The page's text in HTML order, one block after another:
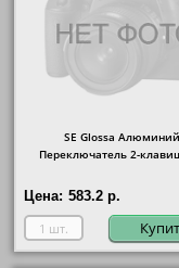
SE Glossa Алюминий
Переключатель 2-
Цена: 583.2 р.